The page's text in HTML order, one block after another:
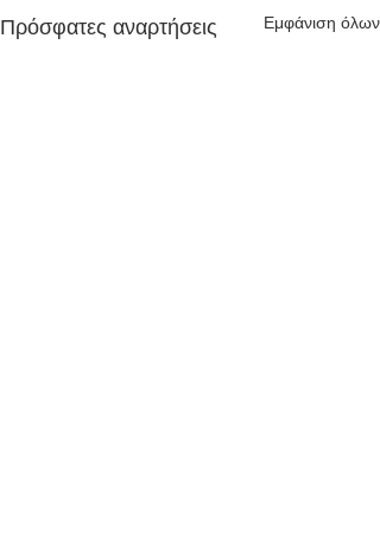
Πρόσφατες αναρτήσεις Εμφάνιση όλων